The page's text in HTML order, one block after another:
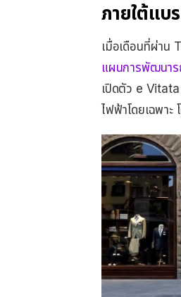
ภายใต้แบ
เมื่อเดือนที่ผ่าน
แผนการพัฒนาร
เปิดตัว e
ไฟฟ้าโดยเฉพา